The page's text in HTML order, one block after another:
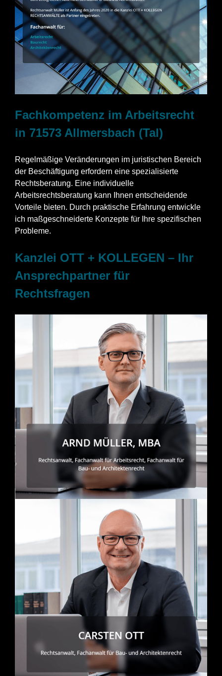
Fachkompetenz im Arbeitsrecht
in 71573 Allmersbach (Tal)
Regelmäßige Veränderungen im juristischen Bereich
der Beschäftigung erfordern eine spezialisierte
Rechtsberatung. Eine individuelle
Arbeitsrechtsberatung kann Ihnen entscheidende
Vorteile bieten. Durch praktische Erfahrung entwickle
ich maßgeschneiderte Konzepte für Ihre spezifischen
Probleme.
Kanzlei OTT + KOLLEGEN – Ihr
Ansprechpartner für
Rechtsfragen